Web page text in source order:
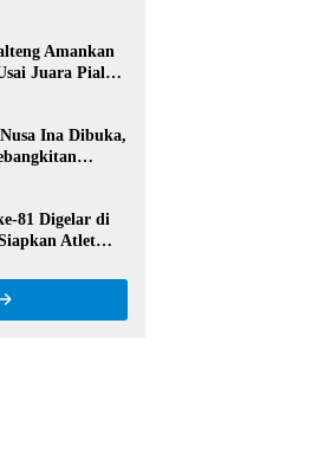
Amankan
Juara Piala
Ina Dibuka,
81 Digelar di
Atlet